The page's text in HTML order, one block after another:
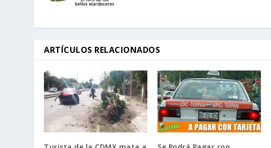
ARTÍCULOS RELACIONADOS